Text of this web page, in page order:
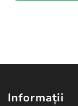
Informații